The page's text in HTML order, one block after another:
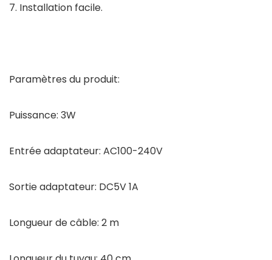
7. Installation facile.
Paramètres du produit:
Puissance: 3W
Entrée adaptateur: AC100-240V
Sortie adaptateur: DC5V 1A
Longueur de câble: 2 m